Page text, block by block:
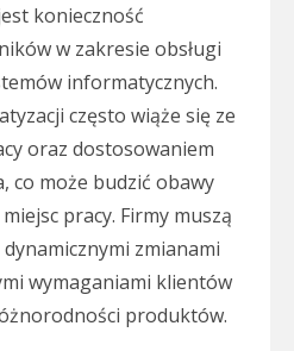
konieczność
w zakresie obsługi
informatycznych.
często wiąże się ze
oraz dostosowaniem
może budzić obawy
pracy. Firmy muszą
zmianami
wymaganiami klientów
produktów.